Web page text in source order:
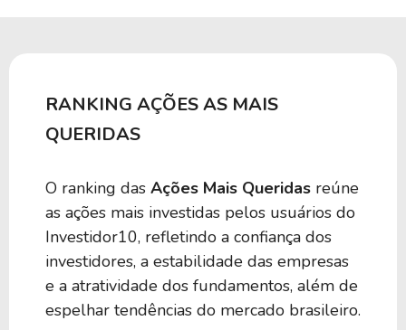
RANKING AÇÕES AS MAIS
QUERIDAS
O ranking das Ações Mais Queridas reúne
as ações mais investidas pelos usuários do
Investidor10, refletindo a confiança dos
investidores, a estabilidade das empresas
e a atratividade dos fundamentos, além de
espelhar tendências do mercado brasileiro.